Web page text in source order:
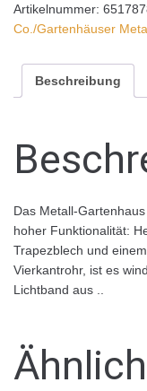
Artikelnummer:
Co./Gartenhäuser
Beschreibung
Das Metall-
hoher Funktionalität:
Trapezblech und
Vierkantrohr, ist es
Lichtband aus ..